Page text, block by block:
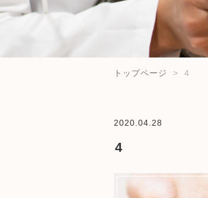
トップページ 4
2020.04.28
4